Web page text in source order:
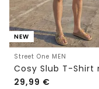
NEW
Street One MEN
29,99 €